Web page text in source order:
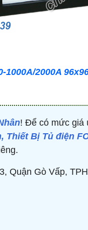
TỤ BÙ 380V 4 CẤP -
2000A
! Để có mức giá
Thiết Bị Tủ điện
Quận Gò Vấp,